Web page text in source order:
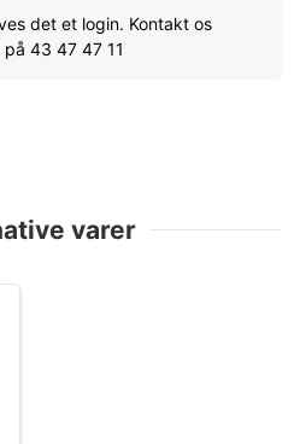
det et login. Kontakt os
43 47 47 11
varer